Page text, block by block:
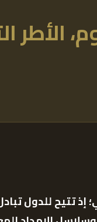
الأطر
إذ تتيح للدول